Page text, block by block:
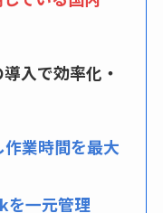
入で効率化・
業時間を最大
一元管理